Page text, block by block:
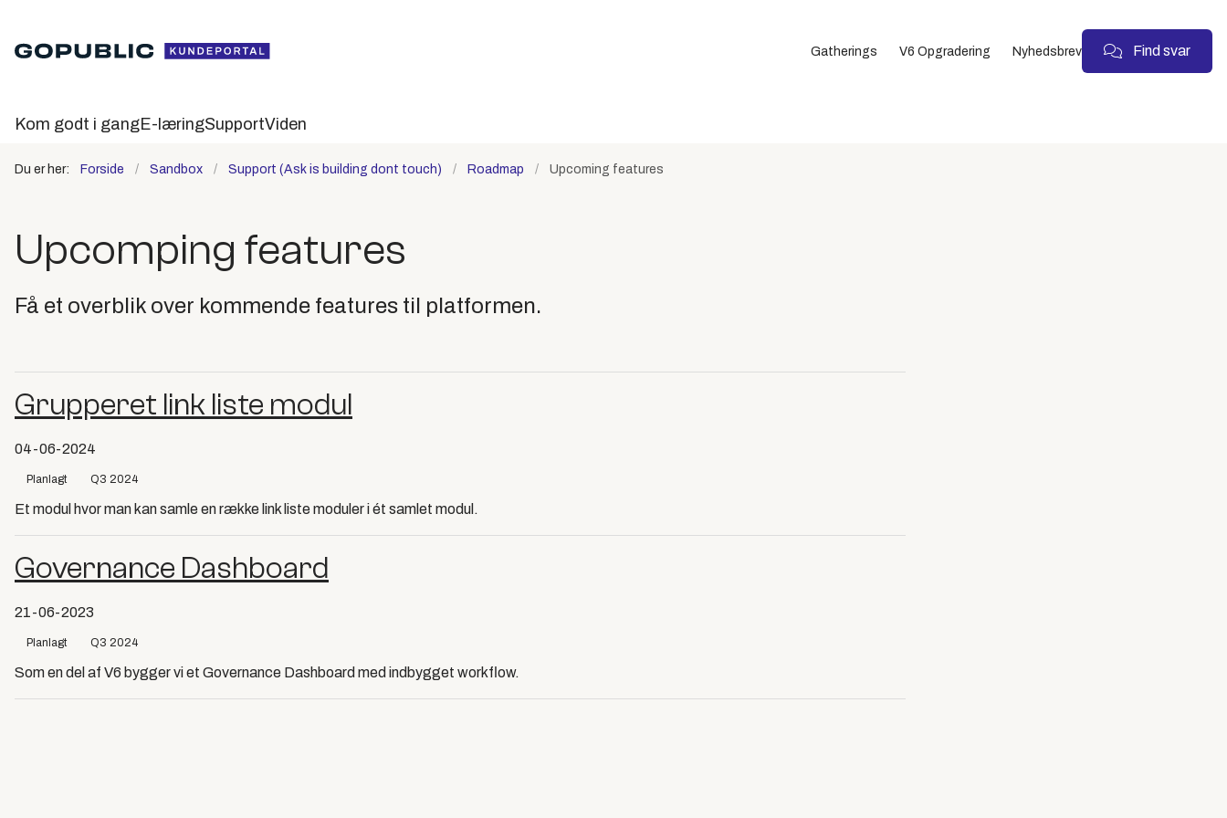
Gatherings V6 Opgradering Nyhedsbrev Find svar
Kom godt i gangE-læringSupportViden
Du er her: Forside Sandbox Support (Ask is building dont touch) Roadmap Upcoming features
Upcomping features
Få et overblik over kommende features til platformen.
Grupperet link liste modul
04-06-2024
Planlagt Q3 2024
Et modul hvor man kan samle en række link liste moduler i ét samlet modul.
Governance Dashboard
21-06-2023
Planlagt Q3 2024
Som en del af V6 bygger vi et Governance Dashboard med indbygget workflow.